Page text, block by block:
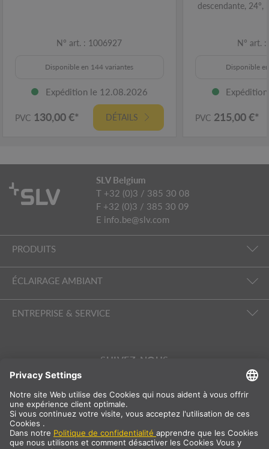
N° art. : 1006927
Disponible en 144 variantes
Expédition le 12.08.2026
PVC 130,00 €* DÉTAILS
descendante,
N° art.
Disponible
PVC 215,00 €*
SLV Belgium
T +32 (0)3 / 385 30 08
F +32 (0)3 / 385 30 09
E info.be@slv.com
PRODUITS
ÉCLAIRAGE AMBIANT
ENTREPRISE & SERVICE
SUIVEZ-NOUS
International
FR | NL Belgique